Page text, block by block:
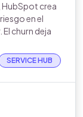
HubSpot crea
en el
churn deja
SERVICE HUB